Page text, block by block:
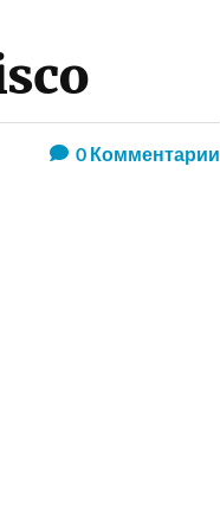
0Комментарии